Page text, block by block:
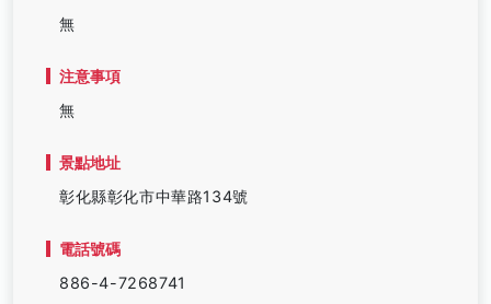
無
注意事項
無
景點地址
彰化縣彰化市中華路134號
電話號碼
886-4-7268741